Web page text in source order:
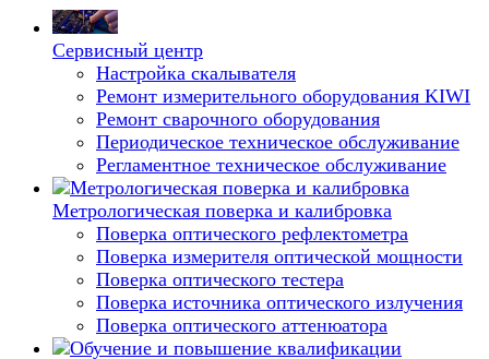
Сервисный центр
Настройка скалывателя
Ремонт измерительного оборудования KIWI
Ремонт сварочного оборудования
Периодическое техническое обслуживание
Регламентное техническое обслуживание
Метрологическая поверка и калибровка
Поверка оптического рефлектометра
Поверка измерителя оптической мощности
Поверка оптического тестера
Поверка источника оптического излучения
Поверка оптического аттенюатора